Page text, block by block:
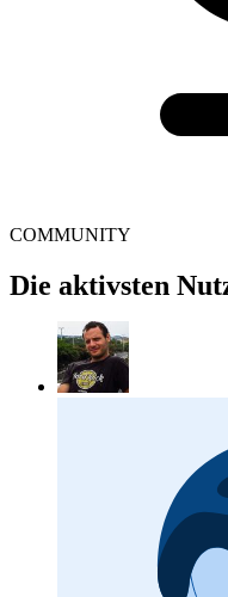
COMMUNITY
Die aktivsten